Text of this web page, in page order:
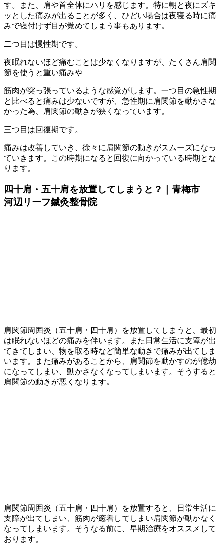
す。また、肩や首全体にハリを感じます。特に朝と夜にズキ
ッとした痛みが出ることが多く、ひどい場合は夜寝る時に痛
みで寝付けず目が覚めてしまう事もあります。
二つ目は慢性期です。
夜眠れないほど痛むことは少なくなりますが、たくさん肩関
節を使うと重い痛みや
筋肉が突っ張っているような感覚がします。一つ目の急性期
と比べると痛みは少ないですが、急性期に肩関節を動かさな
かった為、肩関節の動きが狭くなっています。
三つ目は回復期です。
痛みは改善していき、徐々に肩関節の動きがスムーズになっ
ていきます。この時期になると回復に向かっている時期とな
ります。
四十肩・五十肩を放置してしまうと？｜青梅市
河辺リーフ鍼灸整骨院
肩関節周囲炎（五十肩・四十肩）を放置してしまうと、最初
は眠れないほどの痛みを伴います。また日常生活に支障が出
てきてしまい、物を取る時など簡単な動きで痛みが出てしま
います。また痛みがあることから、肩関節を動かすのが億劫
になってしまい、動かさなくなってしまいます。そうすると
肩関節の動きが悪くなります。
肩関節周囲炎（五十肩・四十肩）を放置すると、日常生活に
支障が出てしまい、筋肉が癒着してしまい肩関節が動かなく
なってしまいます。そうなる前に、早期治療をオススメして
おります。